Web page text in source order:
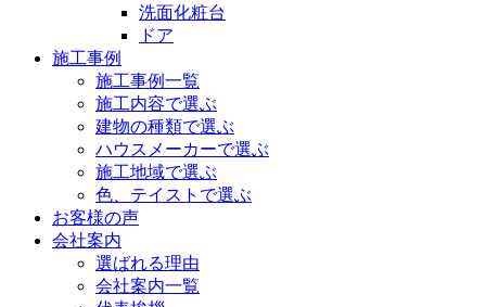
洗面化粧台
ドア
施工事例
施工事例一覧
施工内容で選ぶ
建物の種類で選ぶ
ハウスメーカーで選ぶ
施工地域で選ぶ
色、テイストで選ぶ
お客様の声
会社案内
選ばれる理由
会社案内一覧